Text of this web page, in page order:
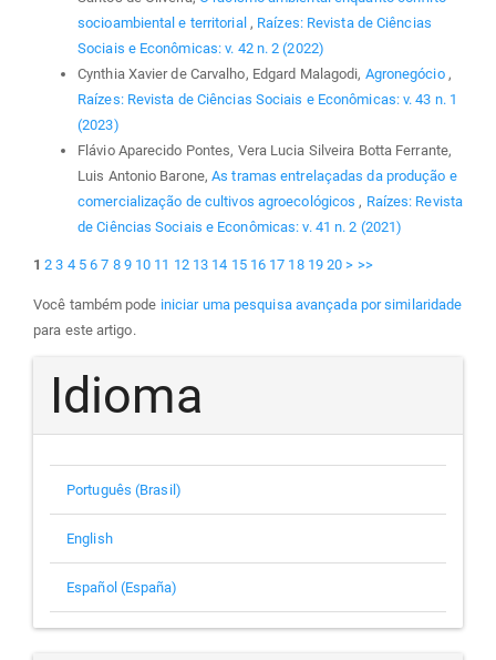
socioambiental e territorial , Raízes: Revista de Ciências
Sociais e Econômicas: v. 42 n. 2 (2022)
Cynthia Xavier de Carvalho, Edgard Malagodi, Agronegócio ,
Raízes: Revista de Ciências Sociais e Econômicas: v. 43 n. 1
(2023)
Flávio Aparecido Pontes, Vera Lucia Silveira Botta Ferrante,
Luis Antonio Barone,As tramas entrelaçadas da produção e
comercialização de cultivos agroecológicos , Raízes: Revista
de Ciências Sociais e Econômicas: v. 41 n. 2 (2021)
1 2 3 4 5 6 7 8 9 10 11 12 13 14 15 16 17 18 19 20 > >>
Você também pode iniciar uma pesquisa avançada por similaridade
para este artigo.
Idioma
Português (Brasil)
English
Español (España)